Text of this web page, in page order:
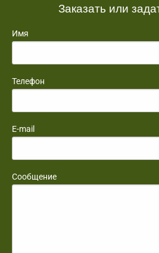
Заказать или
Имя
Телефон
E-mail
Сообщение